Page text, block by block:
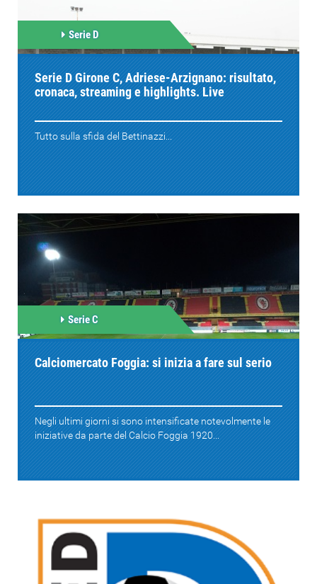
Serie D
Serie D Girone C, Adriese-Arzignano: risultato,
cronaca, streaming e highlights. Live
Tutto sulla sfida del Bettinazzi...
Serie C
Calciomercato Foggia: si inizia a fare sul serio
Negli ultimi giorni si sono intensificate notevolmente le
iniziative da parte del Calcio Foggia 1920...